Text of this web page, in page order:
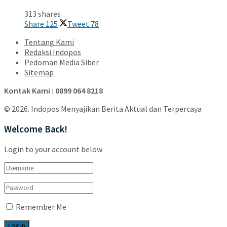
313 shares
Share 125 Tweet 78
Tentang Kami
Redaksi Indopos
Pedoman Media Siber
Sitemap
Kontak Kami : 0899 064 8218
© 2026. Indopos Menyajikan Berita Aktual dan Terpercaya
Welcome Back!
Login to your account below
Remember Me